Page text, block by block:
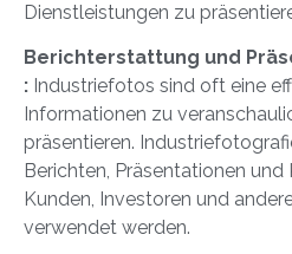
Dienstleistungen zu
Berichterstattung und
: Industriefotos sind oft eine
Informationen zu
präsentieren.
Berichten, Präsentationen
Kunden, Investoren und
verwendet werden.